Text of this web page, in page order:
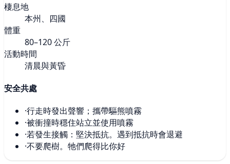
棲息地
本州、四國
體重
80–120 公斤
活動時間
清晨與黃昏
安全共處
·行走時發出聲響；攜帶驅熊噴霧
·被衝撞時穩住站立並使用噴霧
·若發生接觸：堅決抵抗。遇到抵抗時會退避
·不要爬樹。牠們爬得比你好